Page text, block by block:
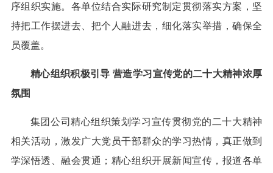
序组织实施。各单位结合实际研究制定贯彻落实方案，坚
持把工作摆进去、把个人融进去，细化落实举措，确保全
员覆盖。
精心组织积极引导 营造学习宣传党的二十大精神浓厚
氛围
集团公司精心组织策划学习宣传贯彻党的二十大精神
相关活动，激发广大党员干部群众的学习热情，真正做到
学深悟透、融会贯通；精心组织开展新闻宣传，报道各单